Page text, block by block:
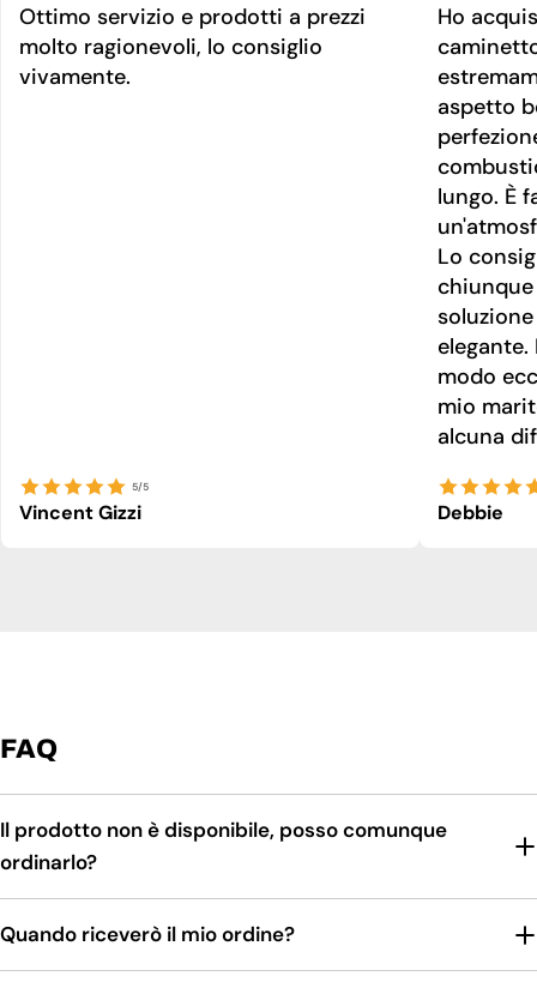
Ottimo servizio e prodotti a prezzi
molto ragionevoli, lo consiglio
vivamente.
5/5
Vincent Gizzi
Ho
aspetto
lungo. È
Lo
modo
mio
alcuna
Debbie
FAQ
Il prodotto non è disponibile, posso comunque
ordinarlo?
Quando riceverò il mio ordine?